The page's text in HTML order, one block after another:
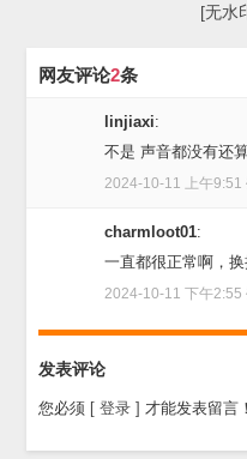
[无水
网友评论2条
linjiaxi:
不是 声音都没有还
2024-10-11 上午9:51
charmloot01:
一直都很正常啊，
2024-10-11 下午2:55
发表评论
您必须 [ 登录 ] 才能发表留言！